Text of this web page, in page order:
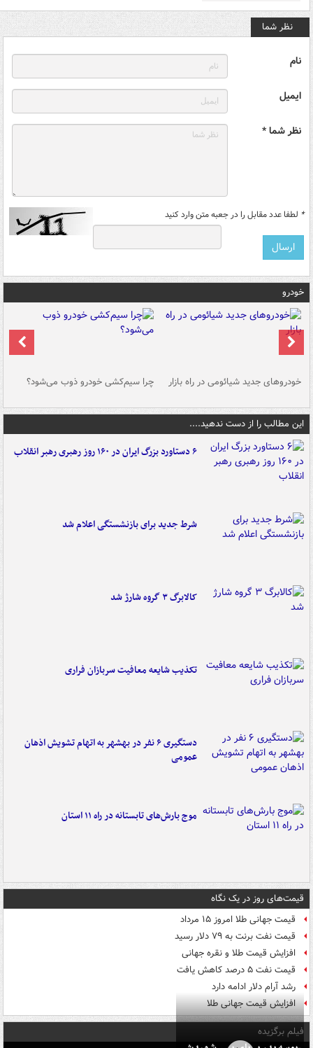
نظر شما
نام
ایمیل
نظر شما *
* لطفا عدد مقابل را در جعبه متن وارد کنید
خودرو
خودروهای جدید شیائومی در راه بازار چرا سیم‌کشی خودرو ذوب می‌شود؟
این مطالب را از دست ندهید....
۶ دستاورد بزرگ ایران در ۱۶۰ روز رهبری رهبر انقلاب
شرط جدید برای بازنشستگی اعلام شد
کالابرگ ۳ گروه شارژ شد
تکذیب شایعه معافیت سربازان فراری
دستگیری ۶ نفر در بهشهر به اتهام تشویش اذهان
عمومی
موج بارش‌های تابستانه در راه ۱۱ استان
قیمت‌های روز در یک نگاه
قیمت جهانی طلا امروز ۱۵ مرداد
قیمت نفت برنت به ۷۹ دلار رسید
افزایش قیمت طلا و نقره جهانی
قیمت نفت ۵ درصد کاهش یافت
رشد آرام دلار ادامه دارد
افزایش قیمت جهانی طلا
فیلم برگزیده